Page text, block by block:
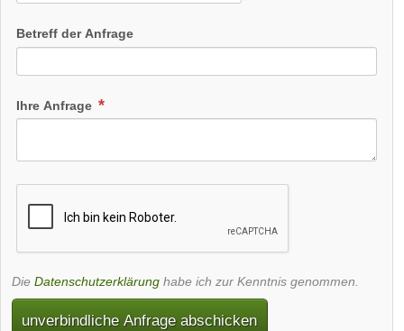
Betreff der Anfrage
Ihre Anfrage
Die Datenschutzerklärung habe ich zur Kenntnis genommen.
unverbindliche Anfrage abschicken